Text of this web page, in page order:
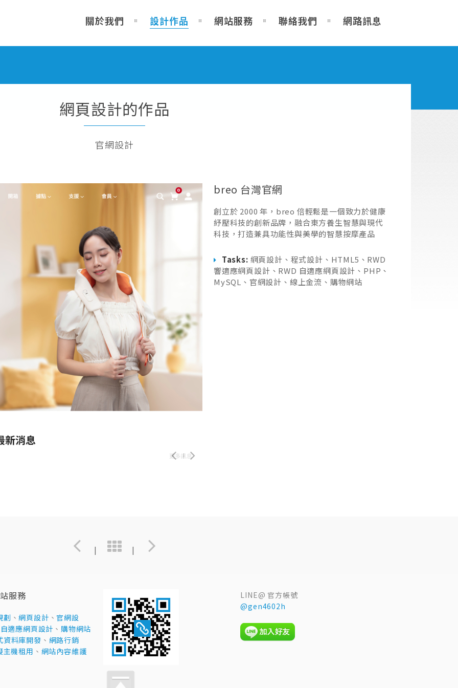
關於我們 設計作品 網站服務 聯絡我們 網路訊息
網頁設計的作品
官網設計
breo 台灣官網
創立於 2000 年，breo 倍輕鬆是一個致力於健康
紓壓科技的創新品牌，融合東方養生智慧與現代
科技，打造兼具功能性與美學的智慧按摩產品
Tasks: 網頁設計、程式設計、HTML5、RWD
響適應網頁設計、RWD 自適應網頁設計、PHP、
MySQL、官網設計、線上金流、購物網站
| |
服務
劃 、網頁設計 、 官網設
適應網頁設計 、 購物網站
資料庫開發 、 網路行銷
主機租用 、 網站內容維護
LINE@ 官方帳號
@gen4602h